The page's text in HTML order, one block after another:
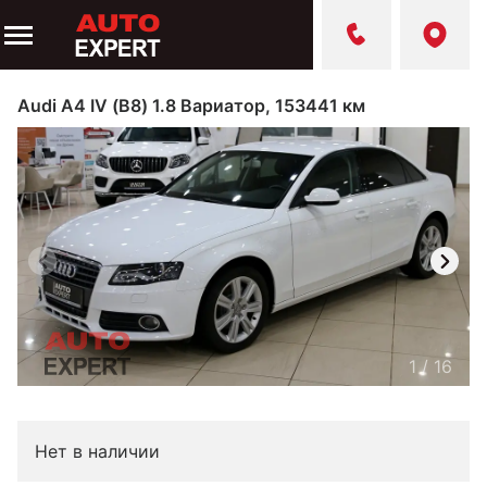
Audi A4 IV (B8) 1.8 Вариатор, 153441 км
1 / 16
Нет в наличии